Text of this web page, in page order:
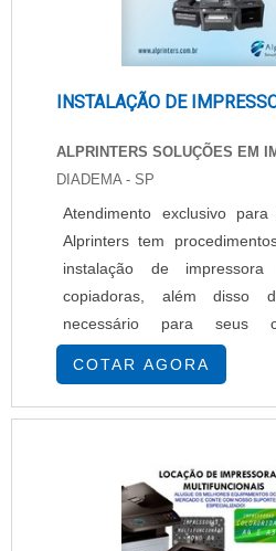
INSTALAÇÃO DE
ALPRINTERS SOLUÇÕES EM
DIADEMA - SP
Atendimento exclusivo
Alprinters tem
instalação de impressora
copiadoras, além disso
necessário para seus
trabalhando em conjunto
problemas. Serviços: Suporte e atendimento
para instalação de
cilindros e peças para repa....
COTAR AGORA